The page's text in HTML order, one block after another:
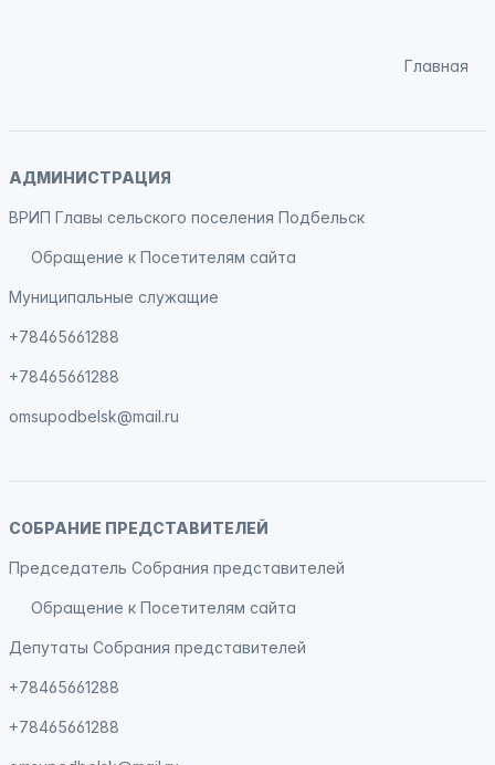
Главная
АДМИНИСТРАЦИЯ
ВРИП Главы сельского поселения Подбельск
Обращение к Посетителям сайта
Муниципальные служащие
+78465661288
+78465661288
omsupodbelsk@mail.ru
СОБРАНИЕ ПРЕДСТАВИТЕЛЕЙ
Председатель Собрания представителей
Обращение к Посетителям сайта
Депутаты Собрания представителей
+78465661288
+78465661288